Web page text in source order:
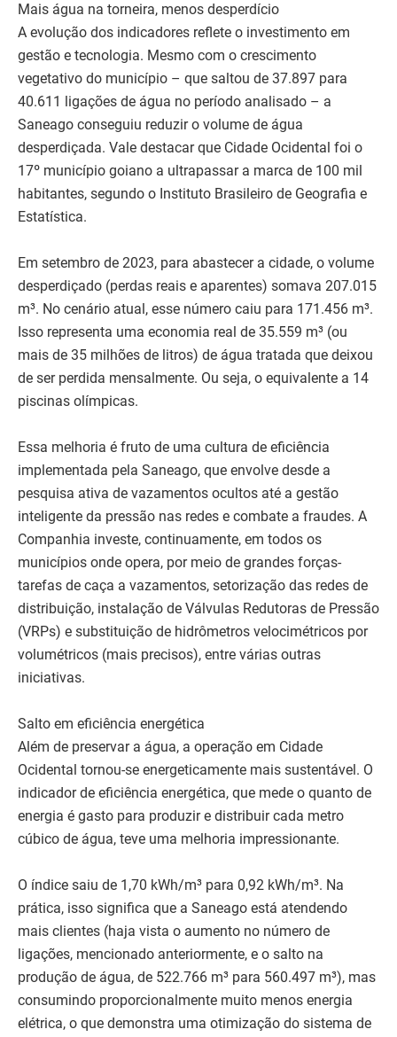
Mais água na torneira, menos desperdício
A evolução dos indicadores reflete o investimento em
gestão e tecnologia. Mesmo com o crescimento
vegetativo do município – que saltou de 37.897 para
40.611 ligações de água no período analisado – a
Saneago conseguiu reduzir o volume de água
desperdiçada. Vale destacar que Cidade Ocidental foi o
17º município goiano a ultrapassar a marca de 100 mil
habitantes, segundo o Instituto Brasileiro de Geografia e
Estatística.
Em setembro de 2023, para abastecer a cidade, o volume
desperdiçado (perdas reais e aparentes) somava 207.015
m³. No cenário atual, esse número caiu para 171.456 m³.
Isso representa uma economia real de 35.559 m³ (ou
mais de 35 milhões de litros) de água tratada que deixou
de ser perdida mensalmente. Ou seja, o equivalente a 14
piscinas olímpicas.
Essa melhoria é fruto de uma cultura de eficiência
implementada pela Saneago, que envolve desde a
pesquisa ativa de vazamentos ocultos até a gestão
inteligente da pressão nas redes e combate a fraudes. A
Companhia investe, continuamente, em todos os
municípios onde opera, por meio de grandes forças-
tarefas de caça a vazamentos, setorização das redes de
distribuição, instalação de Válvulas Redutoras de Pressão
(VRPs) e substituição de hidrômetros velocimétricos por
volumétricos (mais precisos), entre várias outras
iniciativas.
Salto em eficiência energética
Além de preservar a água, a operação em Cidade
Ocidental tornou-se energeticamente mais sustentável. O
indicador de eficiência energética, que mede o quanto de
energia é gasto para produzir e distribuir cada metro
cúbico de água, teve uma melhoria impressionante.
O índice saiu de 1,70 kWh/m³ para 0,92 kWh/m³. Na
prática, isso significa que a Saneago está atendendo
mais clientes (haja vista o aumento no número de
ligações, mencionado anteriormente, e o salto na
produção de água, de 522.766 m³ para 560.497 m³), mas
consumindo proporcionalmente muito menos energia
elétrica, o que demonstra uma otimização do sistema de